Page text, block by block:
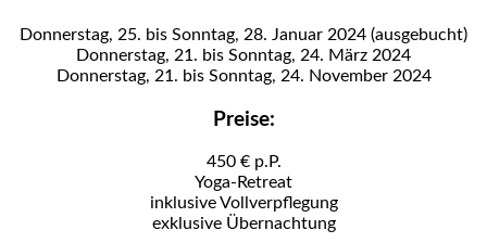
Donnerstag, 25. bis Sonntag, 28. Januar 2024 (ausgebucht)
Donnerstag, 21. bis Sonntag, 24. März 2024
Donnerstag, 21. bis Sonntag, 24. November 2024
Preise:
450 € p.P.
Yoga-Retreat
inklusive Vollverpflegung
exklusive Übernachtung